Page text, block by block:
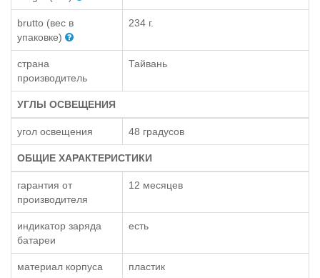
brutto (вес в
упаковке)
234 г.
страна
производитель
Тайвань
УГЛЫ ОСВЕЩЕНИЯ
угол освещения 48 градусов
ОБЩИЕ ХАРАКТЕРИСТИКИ
гарантия от
производителя
12 месяцев
индикатор заряда
батареи
есть
материал корпуса пластик